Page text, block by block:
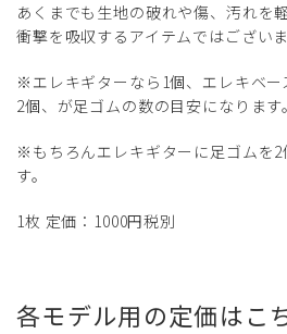
あくまでも生地の破れや傷、汚れを
衝撃を吸収するアイテムではございま
※エレキギターなら1個、エレキベー
2個、が足ゴムの数の目安になります。
※もちろんエレキギターに足ゴムを
す。
1枚 定価：1000円税別
各モデル用の定価はこ